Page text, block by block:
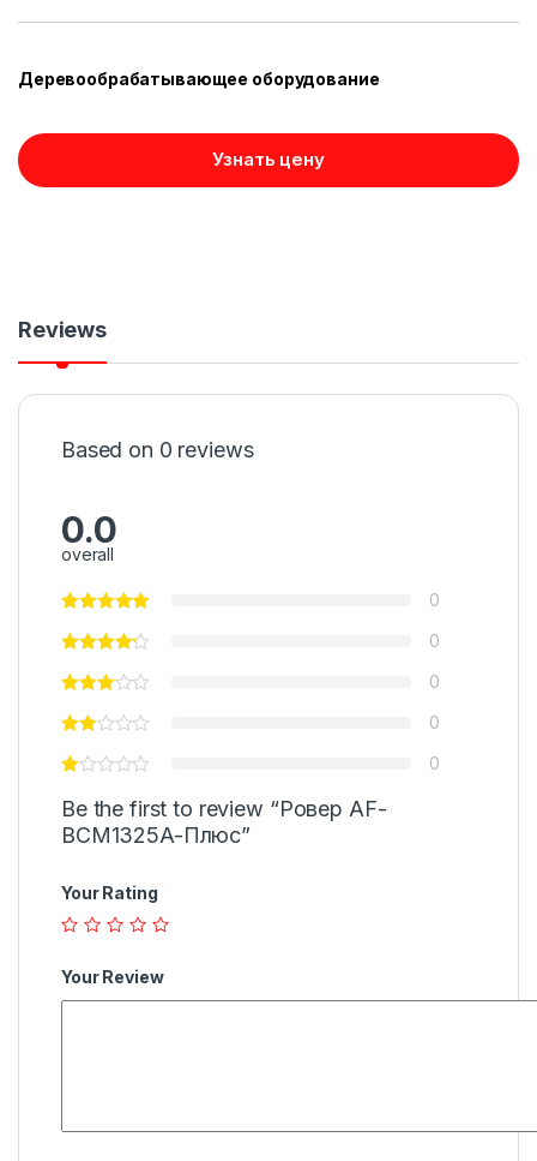
Деревообрабатывающее оборудование
Узнать цену
Reviews
Based on 0 reviews
0.0
overall
0
0
0
0
0
Be the first to review “Ровер AF-
BCM1325A-Плюс”
Your Rating
Your Review